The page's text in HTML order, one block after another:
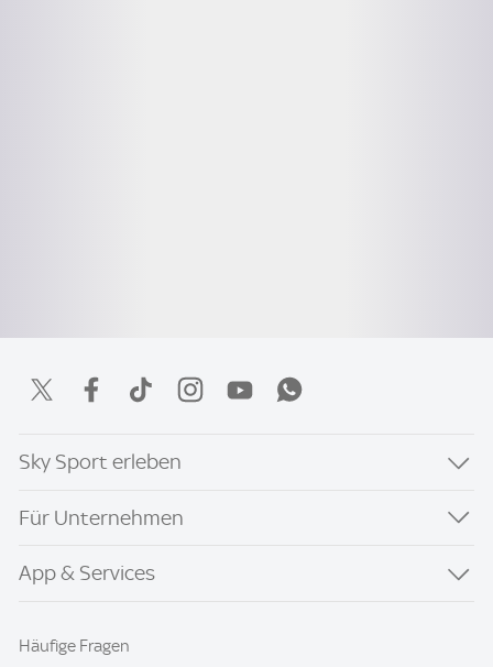
Sky Sport erleben
Für Unternehmen
App & Services
Häufige Fragen